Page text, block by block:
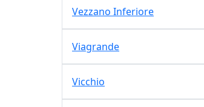
Vezzano Inferiore
Viagrande
Vicchio